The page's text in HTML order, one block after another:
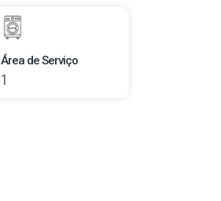
Área de Serviço
1